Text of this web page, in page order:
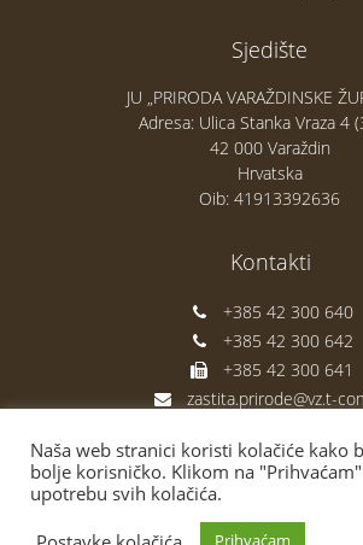
Sjedište
JU „PRIRODA VARAŽDINSKE
Adresa: Ulica Stanka Vraza 4
42 000 Varaždin
Hrvatska
Oib: 41913392636
Kontakti
+385 42 300 640
+385 42 300 642
+385 42 300 641
zastita.prirode@vz.t-
Naša web stranici koristi kolačiće kako
bolje korisničko. Klikom na
upotrebu svih kolačića.
Prihvaćam